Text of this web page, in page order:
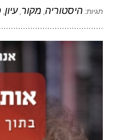
תגיות: היסטוריה, מקור,עיון,